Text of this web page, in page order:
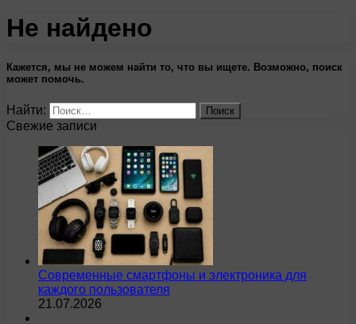
Не найдено
Кажется, мы не можем найти то, что вы ищете. Возможно, поиск
может помочь.
Найти:
Свежие записи
Современные смартфоны и электроника для
каждого пользователя
21.07.2026